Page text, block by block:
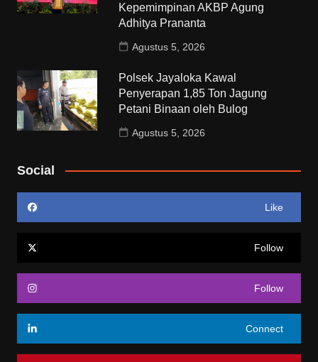
Kepemimpinan AKBP Agung
Adhitya Prananta
Agustus 5, 2026
Polsek Jayaloka Kawal
Penyerapan 1,85 Ton Jagung
Petani Binaan oleh Bulog
Agustus 5, 2026
Social
Like
Follow
Follow
Connect